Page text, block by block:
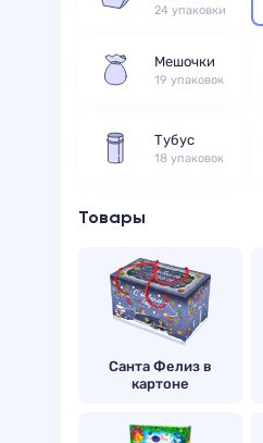
24 упаковки
Мешочки
19 упаковок
Тубус
18 упаковок
Товары
Санта Фелиз в
картоне